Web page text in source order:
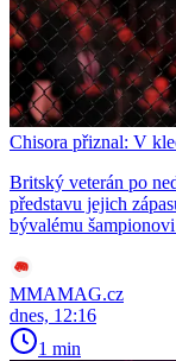
Chisora přiznal: V
Britský veterán po
představu jejich
bývalému
MMAMAG.cz
dnes, 12:16
1 min